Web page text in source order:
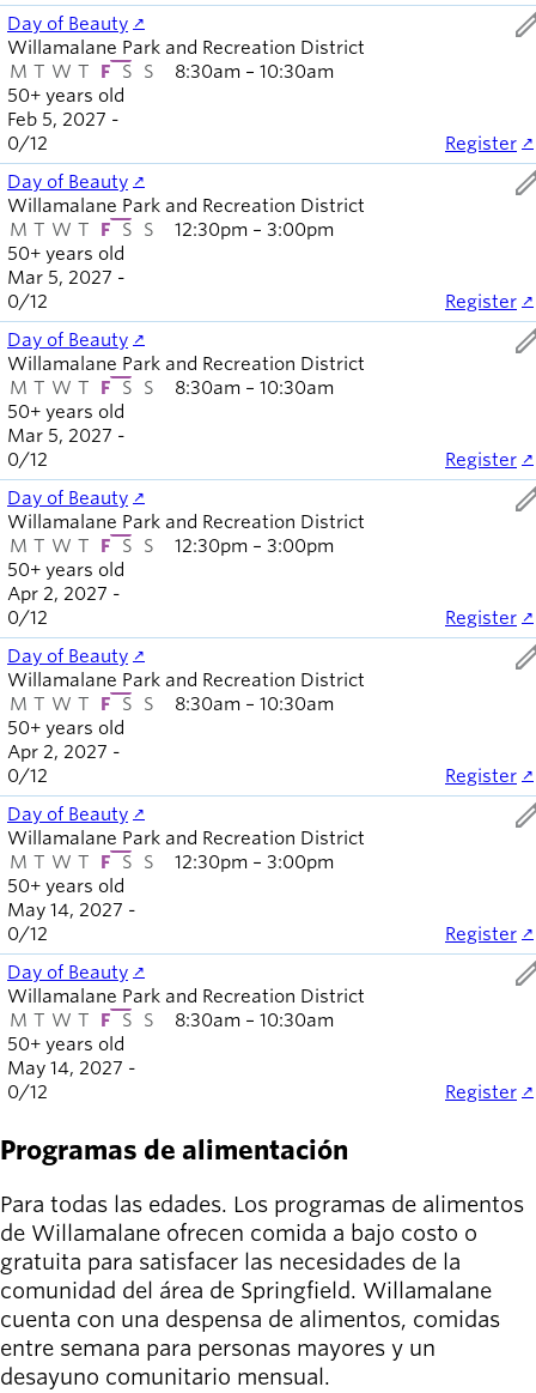
Day of Beauty
50+ years old
Willamalane Park and Recreation District
M T W T F S S
Feb 5, 2027 -
8:30am – 10:30am
0/12 Register
Day of Beauty
50+ years old
Willamalane Park and Recreation District
M T W T F S S
Mar 5, 2027 -
12:30pm – 3:00pm
0/12 Register
Day of Beauty
50+ years old
Willamalane Park and Recreation District
M T W T F S S
Mar 5, 2027 -
8:30am – 10:30am
0/12 Register
Day of Beauty
50+ years old
Willamalane Park and Recreation District
M T W T F S S
Apr 2, 2027 -
12:30pm – 3:00pm
0/12 Register
Day of Beauty
50+ years old
Willamalane Park and Recreation District
M T W T F S S
Apr 2, 2027 -
8:30am – 10:30am
0/12 Register
Day of Beauty
50+ years old
Willamalane Park and Recreation District
M T W T F S S
May 14, 2027 -
12:30pm – 3:00pm
0/12 Register
Day of Beauty
50+ years old
Willamalane Park and Recreation District
M T W T F S S
May 14, 2027 -
8:30am – 10:30am
0/12 Register
Programas de alimentación
Para todas las edades. Los programas de alimentos
de Willamalane ofrecen comida a bajo costo o
gratuita para satisfacer las necesidades de la
comunidad del área de Springfield. Willamalane
cuenta con una despensa de alimentos, comidas
entre semana para personas mayores y un
desayuno comunitario mensual.